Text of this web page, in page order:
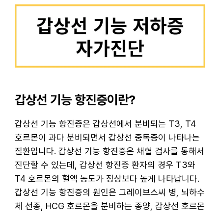
갑상선 기능 항진증이란?
갑상선 기능 항진증은 갑상선에서 분비되는 T3, T4
호르몬이 과다 분비되면서 갑상선 중독증이 나타나는
질환입니다. 갑상선 기능 항진증은 채혈 검사를 통해서
진단할 수 있는데, 갑상선 항진증 환자의 경우 T3와
T4 호르몬의 혈액 농도가 정상보다 높게 나타납니다.
갑상선 기능 항진증의 원인은 그레이브스씨 병, 뇌하수
체 선종, HCG 호르몬을 분비하는 종양, 갑상선 호르몬